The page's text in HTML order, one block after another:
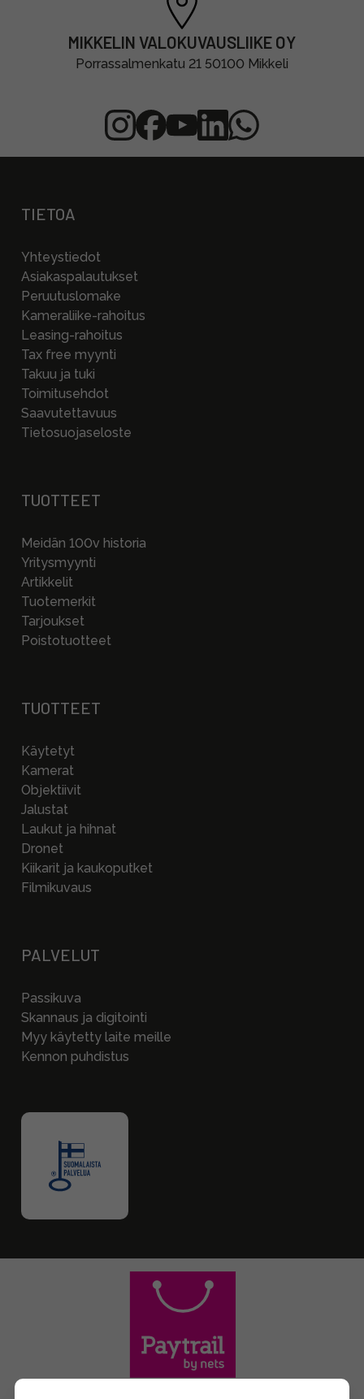
MIKKELIN VALOKUVAUSLIIKE OY
Porrassalmenkatu 21 50100 Mikkeli
TIETOA
Yhteystiedot
Asiakaspalautukset
Peruutuslomake
Kameraliike-rahoitus
Leasing-rahoitus
Tax free myynti
Takuu ja tuki
Toimitusehdot
Saavutettavuus
Tietosuojaseloste
TUOTTEET
Meidän 100v historia
Yritysmyynti
Artikkelit
Tuotemerkit
Tarjoukset
Poistotuotteet
TUOTTEET
Käytetyt
Kamerat
Objektiivit
Jalustat
Laukut ja hihnat
Dronet
Kiikarit ja kaukoputket
Filmikuvaus
PALVELUT
Passikuva
Skannaus ja digitointi
Myy käytetty laite meille
Kennon puhdistus